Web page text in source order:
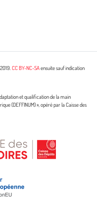
CC BY-NC-SAensuite sauf indication
et qualification de la main
(DEFFINUM) », opéré par la Caisse des